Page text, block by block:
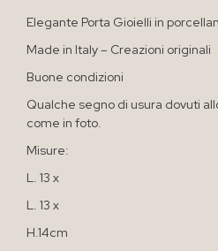
Elegante Porta Gioielli in
Made in Italy – Creazioni originali
Buone condizioni
Qualche segno di usura dovuti
come in foto.
Misure:
L. 13 x
L. 13 x
H.14cm